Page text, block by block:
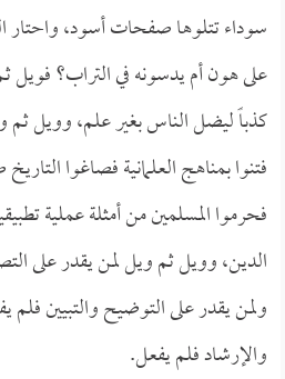
سوداء تتلوها صفحات أسود، واحتار
على هون أم يدسونه في التراب؟ فويل
كذباً ليضل الناس بغير علم، وويل ثم
فتنوا بمناهج العلمانية فصاغوا
فحرموا المسلمين من أمثلة عملية
الدين، وويل ثم ويل لمن يقدر على
ولمن يقدر على التوضيح والتبيين
والإرشاد فلم يفعل.